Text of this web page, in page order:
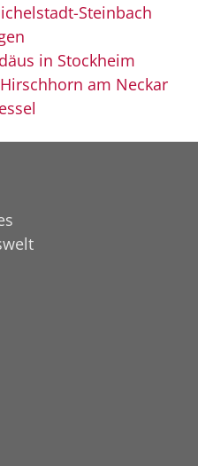
© Bistum Mainz
Steinbach
in Stockheim
am Neckar